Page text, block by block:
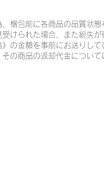
梱包前に各商品の品質状
けられた場合、また紛失
の金額を事前にお送りし
の商品の返却代金につい